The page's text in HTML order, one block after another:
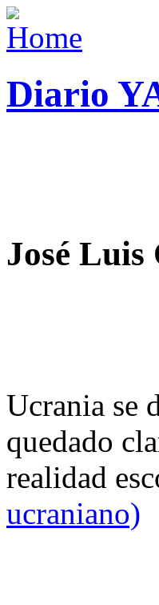
Diario
José
Ucrania se
quedado
realidad
ucraniano)